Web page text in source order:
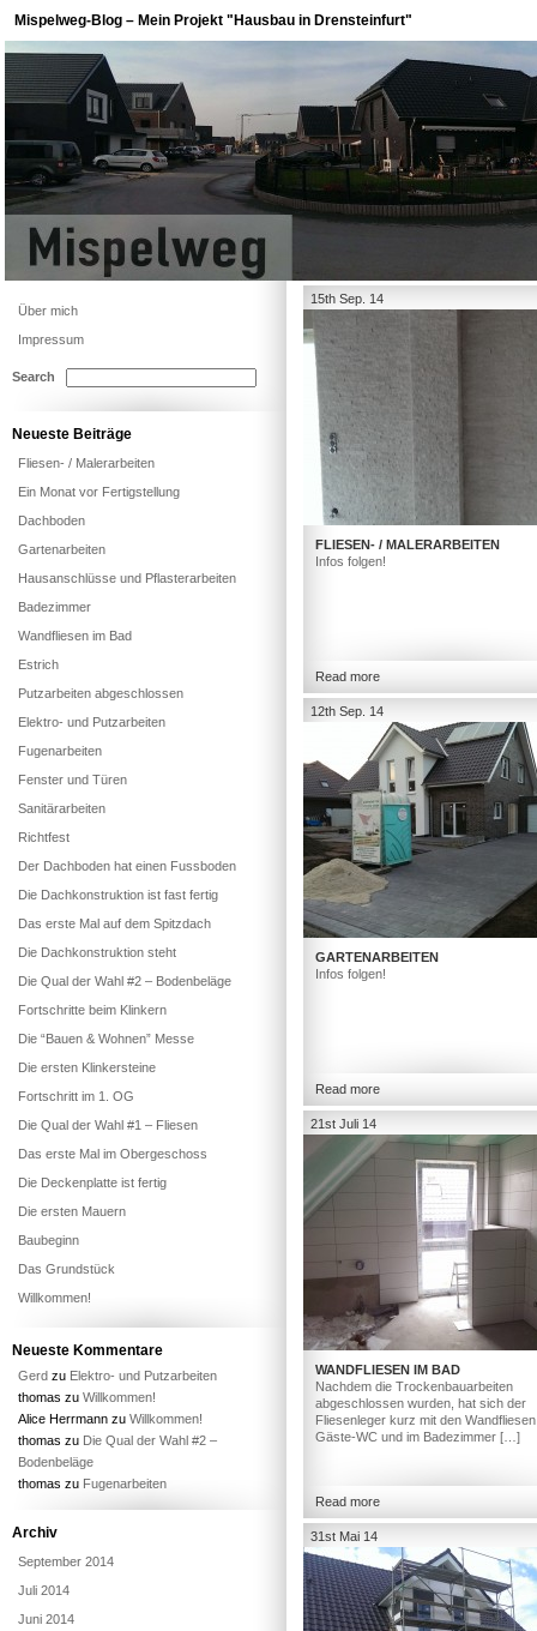
Mispelweg-Blog – Mein Projekt "Hausbau in Drensteinfurt"
15th Sep. 14
FLIESEN- / MALERARBEITEN
Infos folgen!
Read more
12th Sep. 14
GARTENARBEITEN
Infos folgen!
Read more
21st Juli 14
WANDFLIESEN IM BAD
Nachdem die Trockenbauarbeiten
abgeschlossen wurden, hat sich der
Fliesenleger kurz mit den
Gäste-WC und im Badezimmer […]
Read more
31st Mai 14
Über mich
Impressum
Search
Neueste Beiträge
Fliesen- / Malerarbeiten
Ein Monat vor Fertigstellung
Dachboden
Gartenarbeiten
Hausanschlüsse und Pflasterarbeiten
Badezimmer
Wandfliesen im Bad
Estrich
Putzarbeiten abgeschlossen
Elektro- und Putzarbeiten
Fugenarbeiten
Fenster und Türen
Sanitärarbeiten
Richtfest
Der Dachboden hat einen Fussboden
Die Dachkonstruktion ist fast fertig
Das erste Mal auf dem Spitzdach
Die Dachkonstruktion steht
Die Qual der Wahl #2 – Bodenbeläge
Fortschritte beim Klinkern
Die “Bauen & Wohnen” Messe
Die ersten Klinkersteine
Fortschritt im 1. OG
Die Qual der Wahl #1 – Fliesen
Das erste Mal im Obergeschoss
Die Deckenplatte ist fertig
Die ersten Mauern
Baubeginn
Das Grundstück
Willkommen!
Neueste Kommentare
Gerd zu Elektro- und Putzarbeiten
thomas zu Willkommen!
Alice Herrmann zu Willkommen!
thomas zu Die Qual der Wahl #2 –
Bodenbeläge
thomas zu Fugenarbeiten
Archiv
September 2014
Juli 2014
Juni 2014